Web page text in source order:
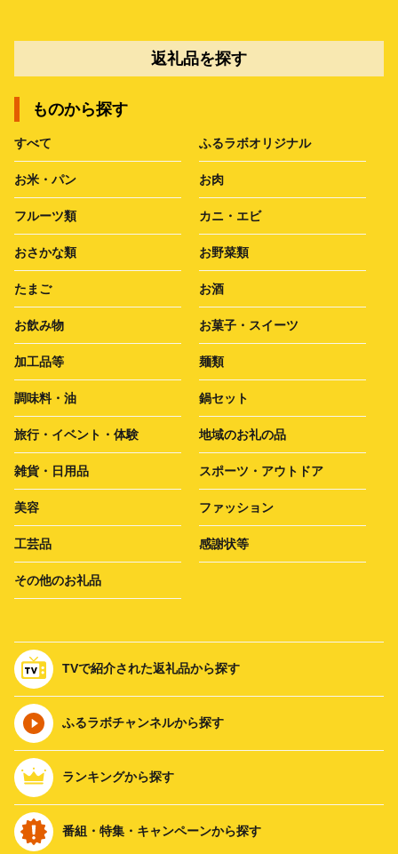
返礼品を探す
ものから探す
すべて ふるラボオリジナル
お米・パン お肉
フルーツ類 カニ・エビ
おさかな類 お野菜類
たまご お酒
お飲み物 お菓子・スイーツ
加工品等 麺類
調味料・油 鍋セット
旅行・イベント・体験 地域のお礼の品
雑貨・日用品 スポーツ・アウトドア
美容 ファッション
工芸品 感謝状等
その他のお礼品
TVで紹介された返礼品から探す
ふるラボチャンネルから探す
ランキングから探す
番組・特集・キャンペーンから探す